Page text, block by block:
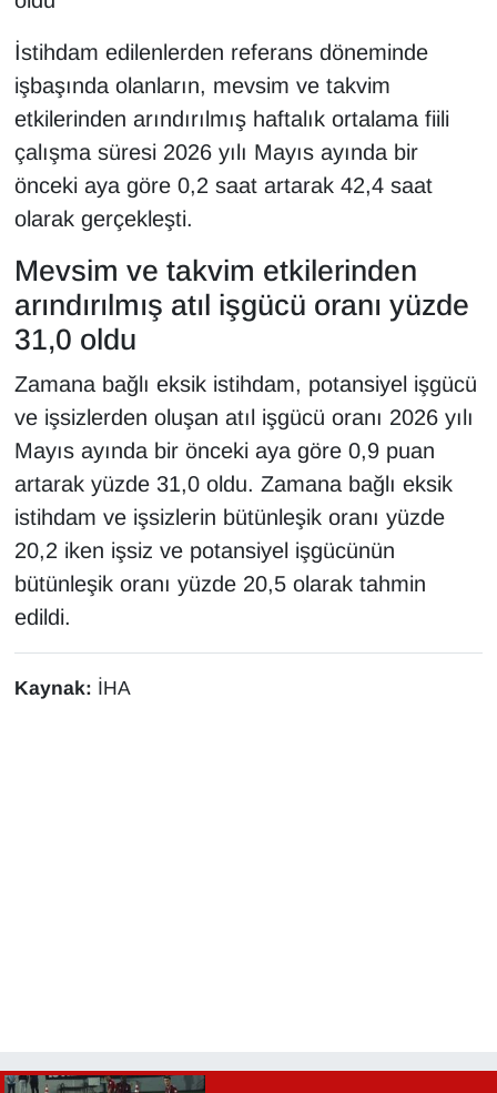
İstihdam edilenlerden referans döneminde
işbaşında olanların, mevsim ve takvim
etkilerinden arındırılmış haftalık ortalama fiili
çalışma süresi 2026 yılı Mayıs ayında bir
önceki aya göre 0,2 saat artarak 42,4 saat
olarak gerçekleşti.
Mevsim ve takvim etkilerinden
arındırılmış atıl işgücü oranı yüzde
31,0 oldu
Zamana bağlı eksik istihdam, potansiyel işgücü
ve işsizlerden oluşan atıl işgücü oranı 2026 yılı
Mayıs ayında bir önceki aya göre 0,9 puan
artarak yüzde 31,0 oldu. Zamana bağlı eksik
istihdam ve işsizlerin bütünleşik oranı yüzde
20,2 iken işsiz ve potansiyel işgücünün
bütünleşik oranı yüzde 20,5 olarak tahmin
edildi.
Kaynak: İHA